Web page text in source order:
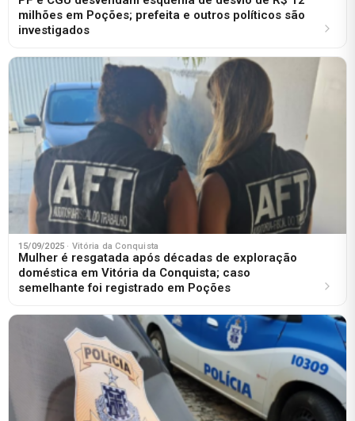
milhões em Poções; prefeita e outros políticos são
investigados
15/09/2025 · Vitória da Conquista
Mulher é resgatada após décadas de exploração
doméstica em Vitória da Conquista; caso
semelhante foi registrado em Poções